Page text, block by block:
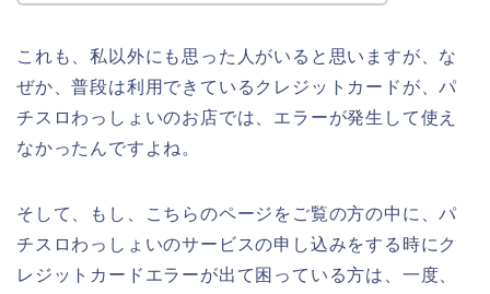
これも、私以外にも思った人がいると思いますが、な
ぜか、普段は利用できているクレジットカードが、パ
チスロわっしょいのお店では、エラーが発生して使え
なかったんですよね。
そして、もし、こちらのページをご覧の方の中に、パ
チスロわっしょいのサービスの申し込みをする時にク
レジットカードエラーが出て困っている方は、一度、